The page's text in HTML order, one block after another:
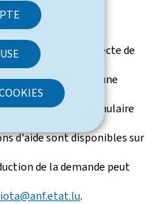
de dispersion de
l'identification correcte de
à faire appel à une
nuisibles). Le formulaire
d'aide sont disponibles sur
de la demande peut
.